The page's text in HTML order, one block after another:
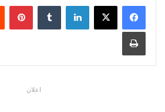
لينكدإن
طباعة
اعلان